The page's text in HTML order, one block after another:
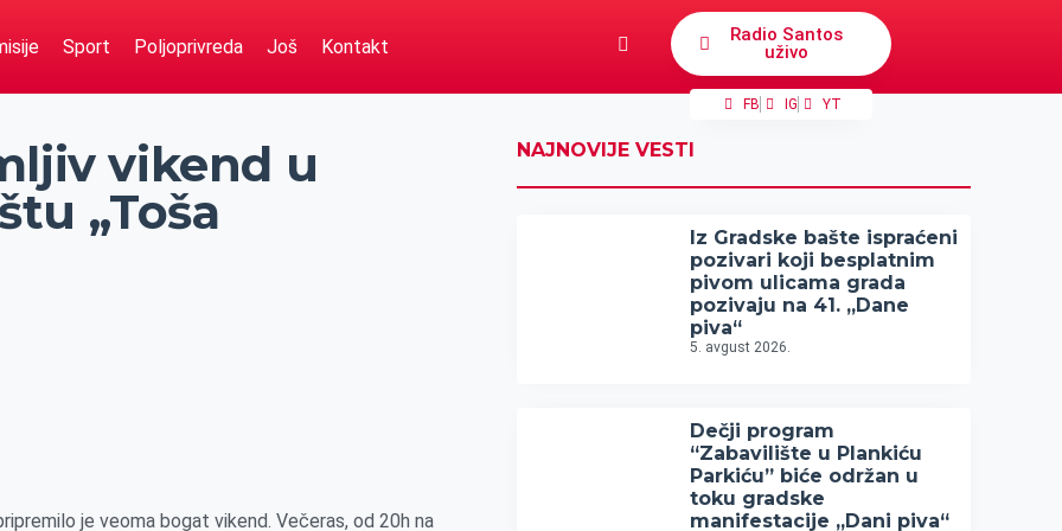
Sport Poljoprivreda Još Kontakt
Radio Santos
uživo
FB IG YT
vikend u
„Toša
je veoma bogat vikend. Večeras, od 20h na
NAJNOVIJE VESTI
Iz Gradske bašte ispraćeni
pozivari koji besplatnim
pivom ulicama grada
pozivaju na 41. „Dane
piva“
5. avgust 2026.
Dečji program
“Zabavilište u Plankiću
Parkiću” biće održan u
toku gradske
manifestacije „Dani piva“